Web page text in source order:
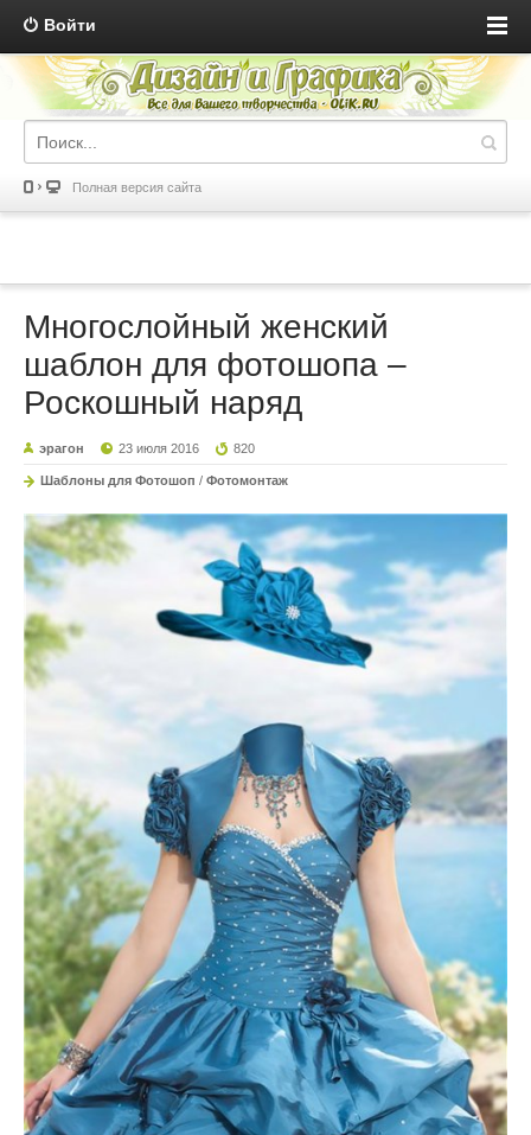
Войти
Полная версия сайта
Многослойный женский
шаблон для фотошопа –
Роскошный наряд
эрагон 23 июля 2016 820
Шаблоны для Фотошоп / Фотомонтаж